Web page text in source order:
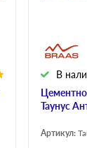
Таунус
В
Артикул: